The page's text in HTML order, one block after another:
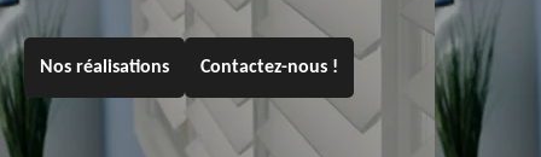
Nos réalisations Contactez-nous !